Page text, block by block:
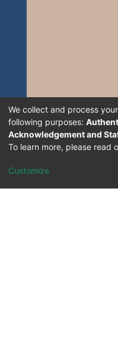
We collect and process
following purposes:
Acknowledgement and
To learn more, please read
Customize